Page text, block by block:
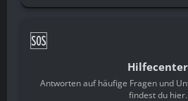
🆘
Hilfecenter
Antworten auf häufige Fragen und
findest du hier.